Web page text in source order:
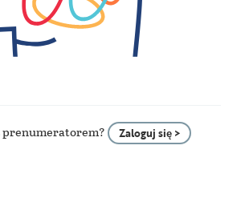
prenumeratorem? Zaloguj się >